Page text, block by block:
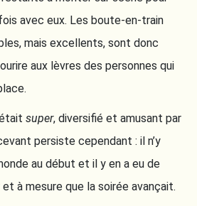
avec eux. Les boute-en-train
mais excellents, sont donc
aux lèvres des personnes qui
super, diversifié et amusant par
persiste cependant : il n’y
au début et il y en a eu de
à mesure que la soirée avançait.